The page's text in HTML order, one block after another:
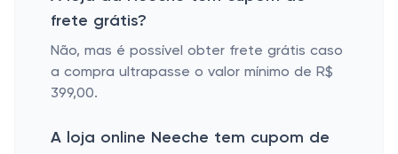
frete grátis?
Não, mas é possível obter frete grátis caso
a compra ultrapasse o valor mínimo de R$
399,00.
A loja online Neeche tem cupom de